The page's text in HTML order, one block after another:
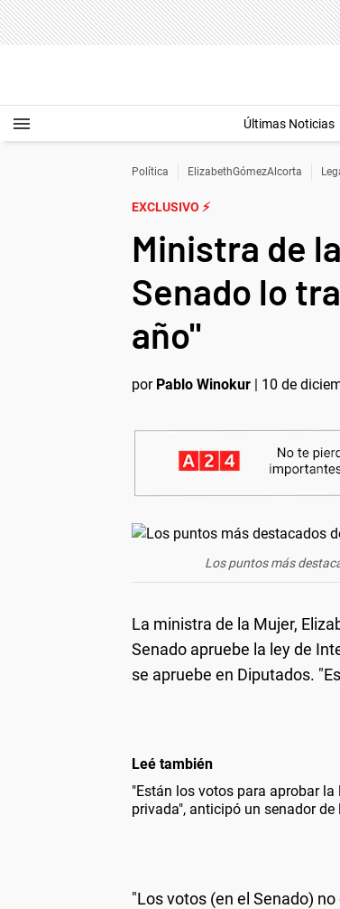
Últimas Noticias
Política ElizabethGómezAlcorta
EXCLUSIVO ⚡
Ministra de
Senado lo
año"
por Pablo Winokur | 10 de
Los puntos más
La ministra de la Mujer,
Senado apruebe la ley de
se apruebe en Diputados.
Leé también
"Están los votos para aprobar
privada", anticipó un senador de
"Los votos (en el Senado)